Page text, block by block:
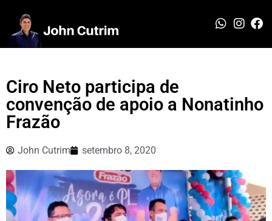
Ciro Neto participa de
convenção de apoio a Nonatinho
Frazão
John Cutrim setembro 8, 2020